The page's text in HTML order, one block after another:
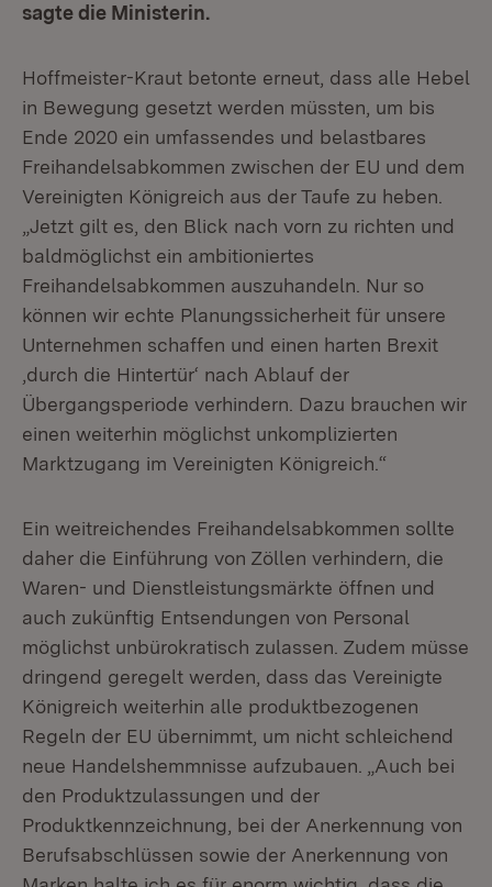
sagte die Ministerin.
Hoffmeister-Kraut betonte erneut, dass alle Hebel
in Bewegung gesetzt werden müssten, um bis
Ende 2020 ein umfassendes und belastbares
Freihandelsabkommen zwischen der EU und dem
Vereinigten Königreich aus der Taufe zu heben.
„Jetzt gilt es, den Blick nach vorn zu richten und
baldmöglichst ein ambitioniertes
Freihandelsabkommen auszuhandeln. Nur so
können wir echte Planungssicherheit für unsere
Unternehmen schaffen und einen harten Brexit
‚durch die Hintertür‘ nach Ablauf der
Übergangsperiode verhindern. Dazu brauchen wir
einen weiterhin möglichst unkomplizierten
Marktzugang im Vereinigten Königreich.“
Ein weitreichendes Freihandelsabkommen sollte
daher die Einführung von Zöllen verhindern, die
Waren- und Dienstleistungsmärkte öffnen und
auch zukünftig Entsendungen von Personal
möglichst unbürokratisch zulassen. Zudem müsse
dringend geregelt werden, dass das Vereinigte
Königreich weiterhin alle produktbezogenen
Regeln der EU übernimmt, um nicht schleichend
neue Handelshemmnisse aufzubauen. „Auch bei
den Produktzulassungen und der
Produktkennzeichnung, bei der Anerkennung von
Berufsabschlüssen sowie der Anerkennung von